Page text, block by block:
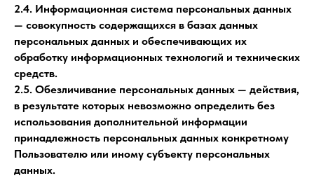
2.4. Информационная система персональных данных
— совокупность содержащихся в базах данных
персональных данных и обеспечивающих их
обработку информационных технологий и технических
средств.
2.5. Обезличивание персональных данных — действия,
в результате которых невозможно определить без
использования дополнительной информации
принадлежность персональных данных конкретному
Пользователю или иному субъекту персональных
данных.